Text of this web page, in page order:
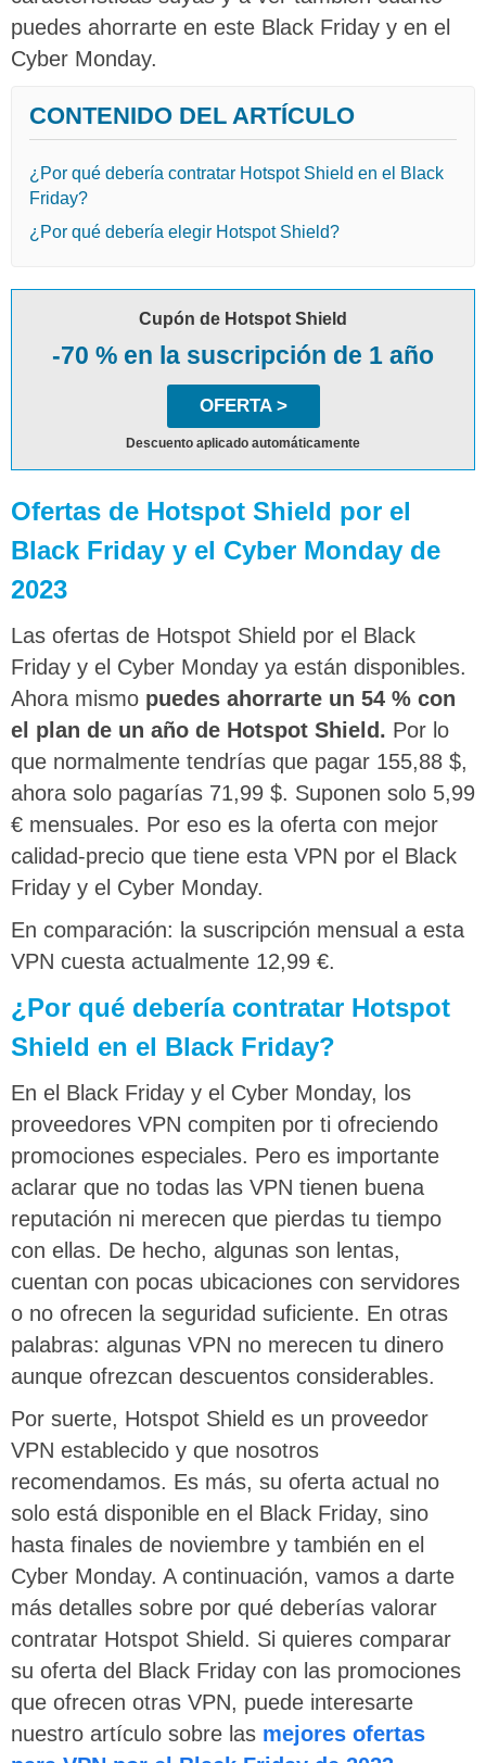
puedes ahorrarte en este Black Friday y en el
Cyber Monday.
CONTENIDO DEL ARTÍCULO
¿Por qué debería contratar Hotspot Shield en el Black
Friday?
¿Por qué debería elegir Hotspot Shield?
Cupón de Hotspot Shield
-70 % en la suscripción de 1 año
OFERTA >
Descuento aplicado automáticamente
Ofertas de Hotspot Shield por el
Black Friday y el Cyber Monday de
2023
Las ofertas de Hotspot Shield por el Black
Friday y el Cyber Monday ya están disponibles.
Ahora mismo puedes ahorrarte un 54 % con
el plan de un año de Hotspot Shield. Por lo
que normalmente tendrías que pagar 155,88 $,
ahora solo pagarías 71,99 $. Suponen solo 5,99
€ mensuales. Por eso es la oferta con mejor
calidad-precio que tiene esta VPN por el Black
Friday y el Cyber Monday.
En comparación: la suscripción mensual a esta
VPN cuesta actualmente 12,99 €.
¿Por qué debería contratar Hotspot
Shield en el Black Friday?
En el Black Friday y el Cyber Monday, los
proveedores VPN compiten por ti ofreciendo
promociones especiales. Pero es importante
aclarar que no todas las VPN tienen buena
reputación ni merecen que pierdas tu tiempo
con ellas. De hecho, algunas son lentas,
cuentan con pocas ubicaciones con servidores
o no ofrecen la seguridad suficiente. En otras
palabras: algunas VPN no merecen tu dinero
aunque ofrezcan descuentos considerables.
Por suerte, Hotspot Shield es un proveedor
VPN establecido y que nosotros
recomendamos. Es más, su oferta actual no
solo está disponible en el Black Friday, sino
hasta finales de noviembre y también en el
Cyber Monday. A continuación, vamos a darte
más detalles sobre por qué deberías valorar
contratar Hotspot Shield. Si quieres comparar
su oferta del Black Friday con las promociones
que ofrecen otras VPN, puede interesarte
nuestro artículo sobre las mejores ofertas